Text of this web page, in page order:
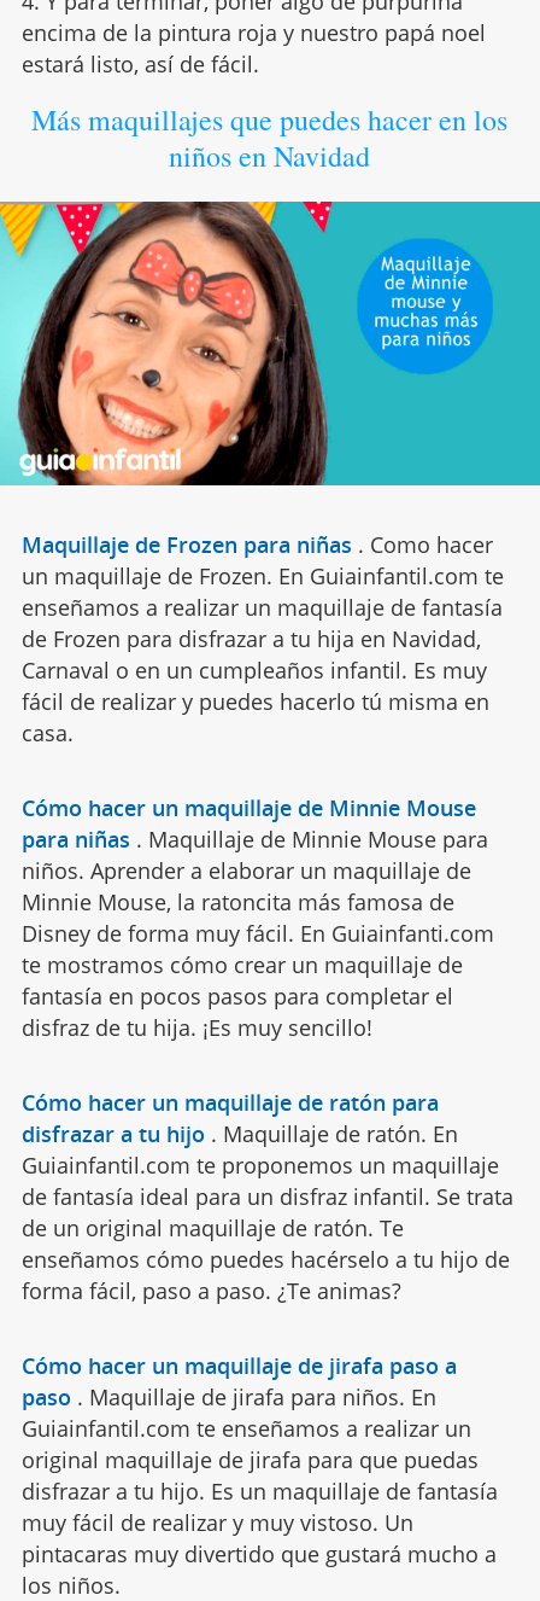
encima de la pintura roja y nuestro papá noel
estará listo, así de fácil.
Más maquillajes que puedes hacer en los
niños en Navidad
Maquillaje de Frozen para niñas . Como hacer
un maquillaje de Frozen. En Guiainfantil.com te
enseñamos a realizar un maquillaje de fantasía
de Frozen para disfrazar a tu hija en Navidad,
Carnaval o en un cumpleaños infantil. Es muy
fácil de realizar y puedes hacerlo tú misma en
casa.
Cómo hacer un maquillaje de Minnie Mouse
para niñas . Maquillaje de Minnie Mouse para
niños. Aprender a elaborar un maquillaje de
Minnie Mouse, la ratoncita más famosa de
Disney de forma muy fácil. En Guiainfanti.com
te mostramos cómo crear un maquillaje de
fantasía en pocos pasos para completar el
disfraz de tu hija. ¡Es muy sencillo!
Cómo hacer un maquillaje de ratón para
disfrazar a tu hijo . Maquillaje de ratón. En
Guiainfantil.com te proponemos un maquillaje
de fantasía ideal para un disfraz infantil. Se trata
de un original maquillaje de ratón. Te
enseñamos cómo puedes hacérselo a tu hijo de
forma fácil, paso a paso. ¿Te animas?
Cómo hacer un maquillaje de jirafa paso a
paso . Maquillaje de jirafa para niños. En
Guiainfantil.com te enseñamos a realizar un
original maquillaje de jirafa para que puedas
disfrazar a tu hijo. Es un maquillaje de fantasía
muy fácil de realizar y muy vistoso. Un
pintacaras muy divertido que gustará mucho a
los niños.